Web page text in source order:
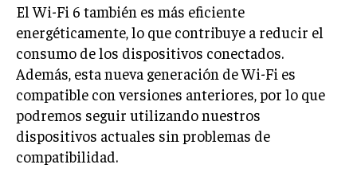
El Wi-Fi 6 también es más eficiente
energéticamente, lo que contribuye a reducir el
consumo de los dispositivos conectados.
Además, esta nueva generación de Wi-Fi es
compatible con versiones anteriores, por lo que
podremos seguir utilizando nuestros
dispositivos actuales sin problemas de
compatibilidad.